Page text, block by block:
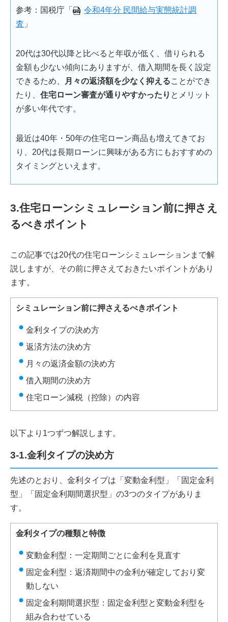
参考：国税庁「
令和4年分 民間給与実態統計調
査 」
20代は30代以降と比べると年収が低く、借りられる
金額も少ない傾向にありますが、借入期間を長く設定
できるため、
月々の返済額を少なく抑えることができ
たり、 住宅ローン審査が通りやすかったり とメリット
が多い年代です。
最近は40年・50年の住宅ローン商品も増えてきてお
り、20代は長期ローンに興味がある方にもおすすめの
タイミングといえます。
3.住宅ローンシミュレーション前に押さえ
るべきポイント
この記事では20代の住宅ローンシミュレーションまで解
説しますが、その前に押さえておきたいポイントがあり
ます。
シミュレーション前に押さえるべきポイント
金利タイプの決め方
返済方法の決め方
月々の返済金額の決め方
借入期間の決め方
住宅ローン減税（控除）の内容
以下より1つずつ解説します。
3-1.金利タイプの決め方
先述のとおり、金利タイプは「変動金利型」「固定金利
型」「固定金利期間選択型」の3つのタイプがありま
す。
金利タイプの種類と特徴
変動金利型：一定期間ごとに金利を見直す
固定金利型：返済期間中の金利が確定しており変
動しない
固定金利期間選択型：固定金利型と変動金利型を
組み合わせている